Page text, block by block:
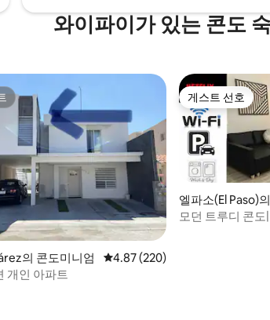
와이파이가 있는 콘도
의 콘도미니엄 평점 4.87점(5점 만점), 후기 220
4.87 (220)
개인 아파트
게스트 선호
게스트 선호
엘파소(El Paso)
모던 트루디 콘도